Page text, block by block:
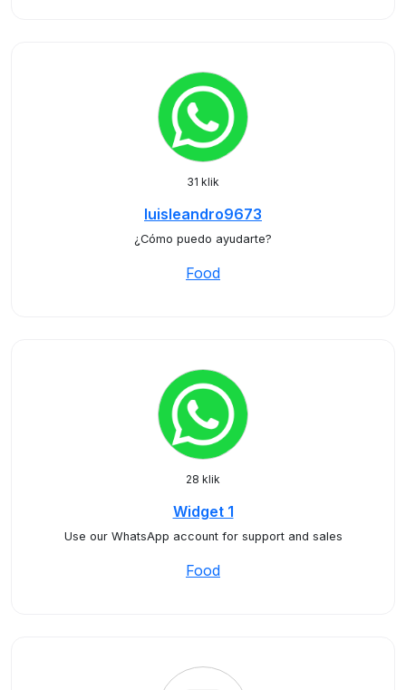
31 klik
luisleandro9673
¿Cómo puedo ayudarte?
Food
28 klik
Widget 1
Use our WhatsApp account for support and sales
Food